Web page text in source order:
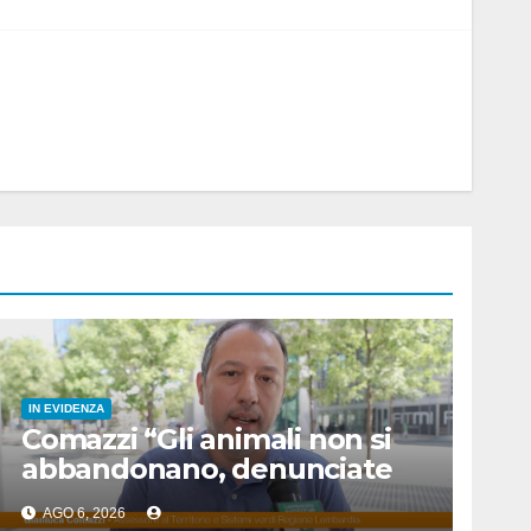
IN EVIDENZA
Comazzi “Gli animali non si
abbandonano, denunciate
chi lo fa”
AGO 6, 2026